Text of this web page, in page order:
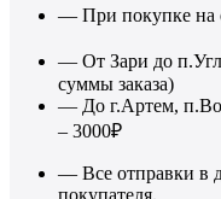
— При покупке на
— От Зари до
суммы заказа)
— До г.Артем,
– 3000₽
— Все отправки в
покупателя.